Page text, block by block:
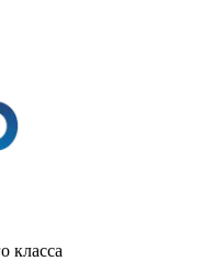
класса